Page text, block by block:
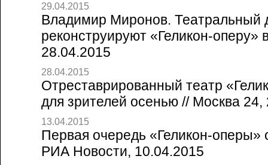
29.04.2015
Владимир Миронов. Театральный
реконструируют «Геликон-оперу»
28.04.2015
28.04.2015
Отреставрированный театр
для зрителей осенью // Москва 24,
13.04.2015
Первая очередь «Геликон-оперы»
РИА Новости, 10.04.2015